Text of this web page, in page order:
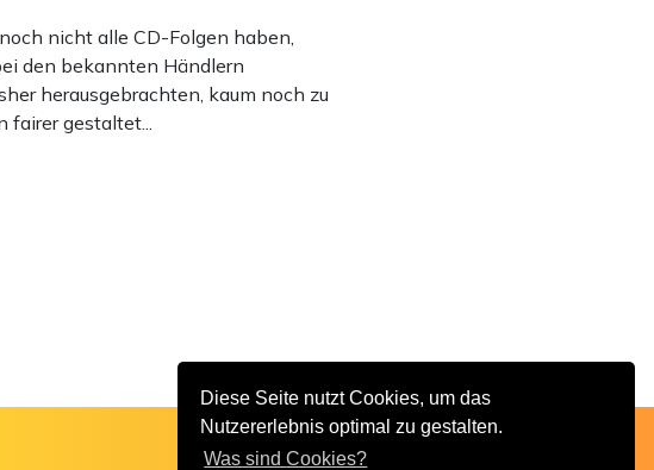
Diese Seite nutzt Cookies, um das
Nutzererlebnis optimal zu gestalten.
Was sind Cookies?
nicht alle CD-Folgen haben,
den bekannten Händlern
herausgebrachten, kaum noch zu
fairer gestaltet...